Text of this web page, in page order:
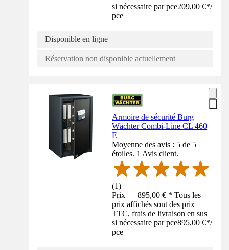
si nécessaire par pce209,00 €*/
pce
Disponible en ligne
Réservation non disponible actuellement
Armoire de sécurité Burg
Wächter Combi-Line CL 460
E
Moyenne des avis : 5 de 5
étoiles. 1 Avis client.
(1)
Prix — 895,00 € * Tous les
prix affichés sont des prix
TTC, frais de livraison en sus
si nécessaire par pce895,00 €*/
pce